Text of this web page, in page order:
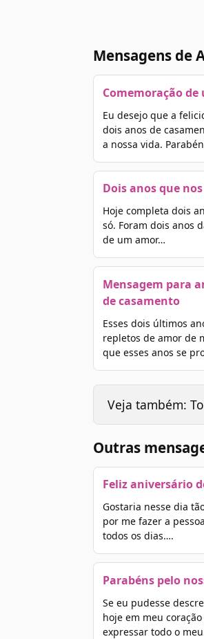
Mensagens de
Comemoração
Eu desejo que a
dois anos de
a nossa vida.
Dois anos que
Hoje completa dois
só. Foram dois anos
de um amor…
Mensagem para
de casamento
Esses dois últimos
repletos de amor de
que esses anos se
Veja também:
Outras
Feliz aniversário
Gostaria nesse dia
por me fazer a
todos os dias….
Parabéns pelo
Se eu pudesse
hoje em meu
expressar todo o